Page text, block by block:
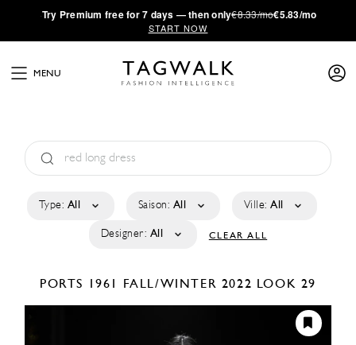
·Try Premium free for 7 days — then only€8.33/mo€5.83/mo
START NOW
MENU
Type: All Saison: All Ville: All
Designer: All CLEAR ALL
PORTS 1961 FALL/WINTER 2022 LOOK 29